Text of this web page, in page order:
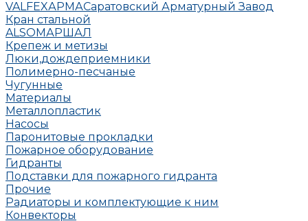
VALFEXАРМАСаратовский Арматурный Завод
Кран стальной
ALSO МАРШАЛ
Крепеж и метизы
Люки,дождеприемники
Полимерно-песчаные
Чугунные
Материалы
Металлопластик
Насосы
Паронитовые прокладки
Пожарное оборудование
Гидранты
Подставки для пожарного гидранта
Прочие
Радиаторы и комплектующие к ним
Конвекторы